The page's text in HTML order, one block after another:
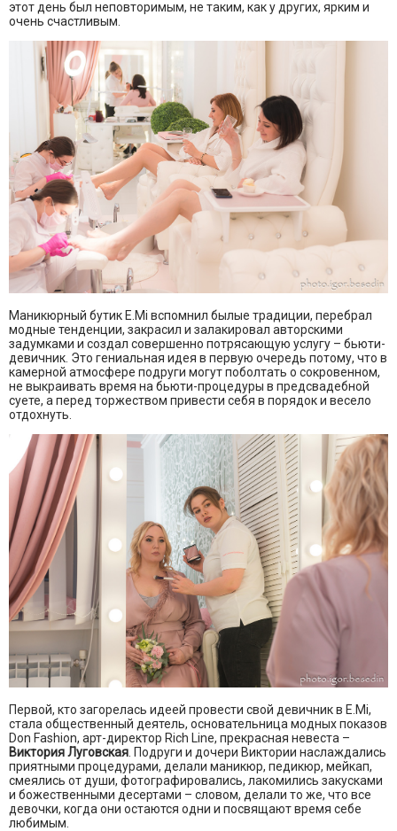
этот день был неповторимым, не таким, как у других, ярким и
очень счастливым.
Маникюрный бутик E.Mi вспомнил былые традиции, перебрал
модные тенденции, закрасил и залакировал авторскими
задумками и создал совершенно потрясающую услугу – бьюти-
девичник. Это гениальная идея в первую очередь потому, что в
камерной атмосфере подруги могут поболтать о сокровенном,
не выкраивать время на бьюти-процедуры в предсвадебной
суете, а перед торжеством привести себя в порядок и весело
отдохнуть.
Первой, кто загорелась идеей провести свой девичник в E.Mi,
стала общественный деятель, основательница модных показов
Don Fashion, арт-директор Rich Line, прекрасная невеста –
Виктория Луговская . Подруги и дочери Виктории наслаждались
приятными процедурами, делали маникюр, педикюр, мейкап,
смеялись от души, фотографировались, лакомились закусками
и божественными десертами – словом, делали то же, что все
девочки, когда они остаются одни и посвящают время себе
любимым.